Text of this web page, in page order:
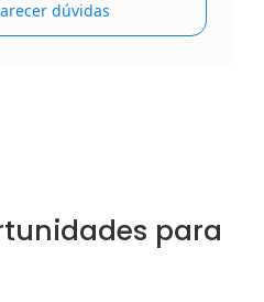
dúvidas
para